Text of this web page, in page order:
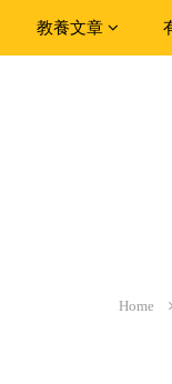
教養文章
Home